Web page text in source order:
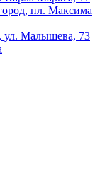
пл. Максима
ул. Малышева, 73